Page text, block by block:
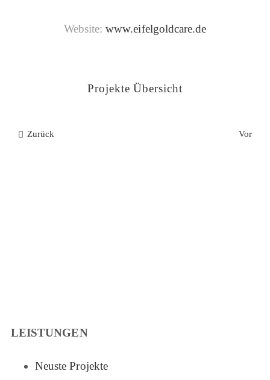
Website:www.eifelgoldcare.de
Projekte Übersicht
Zurück Vor
LEISTUNGEN
Neuste Projekte